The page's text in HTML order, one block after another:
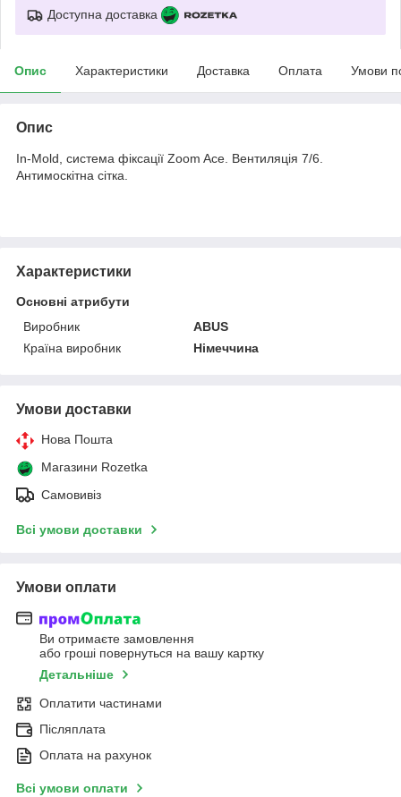
Доступна доставка
Опис Характеристики Доставка Оплата Умови
Опис
In-Mold, система фіксації Zoom Ace. Вентиляція 7/6.
Антимоскітна сітка.
Характеристики
Основні атрибути
Виробник
ABUS
Країна виробник
Німеччина
Умови доставки
Нова Пошта
Магазини Rozetka
Самовивіз
Всі умови доставки
Умови оплати
Ви отримаєте замовлення
або гроші повернуться на вашу картку
Детальніше
Оплатити частинами
Післяплата
Оплата на рахунок
Всі умови оплати